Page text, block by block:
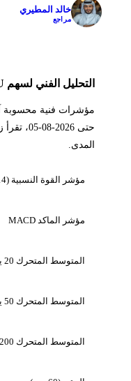
خالد المطيري
مراجع
التحليل الفني لسهم JFU
حتى
المدى.
مؤشر القوة النسبية RSI (14)
مؤشر الماكد MACD
المتوسط المتحرك 20 يوم
المتوسط المتحرك 50 يوم
المتوسط المتحرك 200 يوم